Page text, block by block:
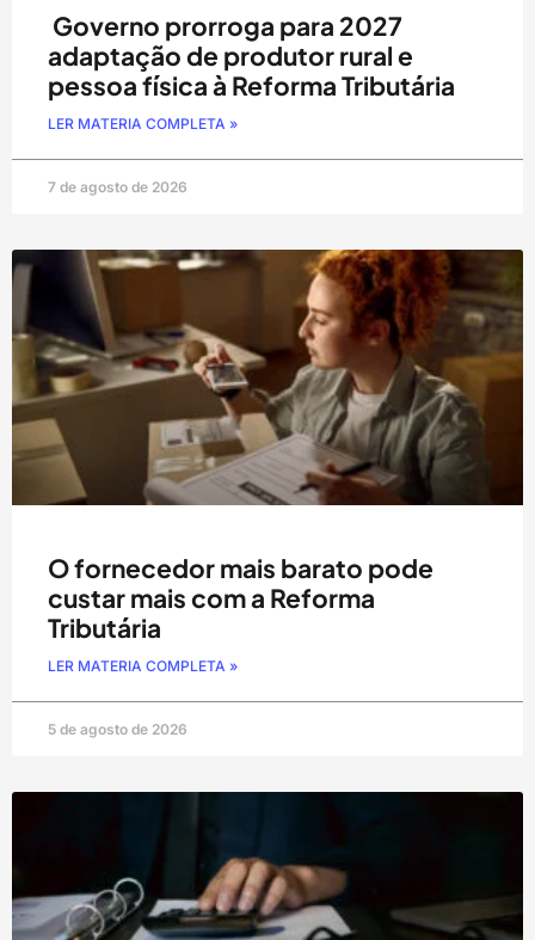
Governo prorroga para 2027
adaptação de produtor rural e
pessoa física à Reforma Tributária
LER MATERIA COMPLETA »
7 de agosto de 2026
O fornecedor mais barato pode
custar mais com a Reforma
Tributária
LER MATERIA COMPLETA »
5 de agosto de 2026